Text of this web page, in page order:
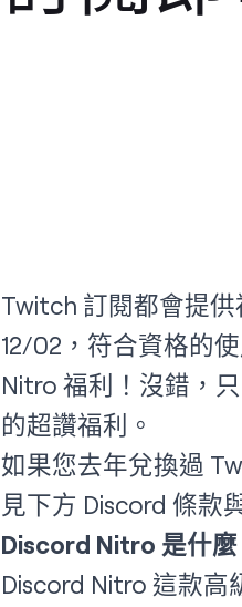
Twitch 訂閱都會提供
12/02，符合資格的
Nitro 福利！沒錯，
的超讚福利。
如果您去年兌換過
見下方 Discord 條款
Discord Nitro 是什麼
Discord Nitro 這款高